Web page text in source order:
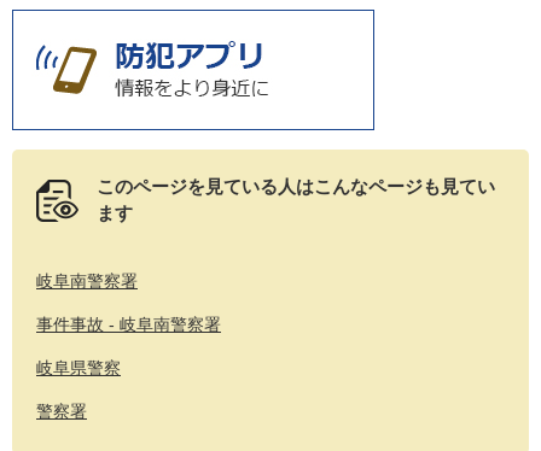
このページを見ている人はこんなページも見てい
ます
岐阜南警察署
事件事故 - 岐阜南警察署
岐阜県警察
警察署